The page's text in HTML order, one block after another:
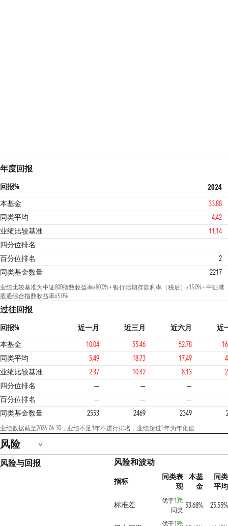
年度回报
回报%
2024
本基金
33.88
同类平均
4.42
业绩比较基准
11.14
四分位排名
1 1
百分位排名
2
同类基金数量
2217
业绩比较基准为中证800指数收益率x80.0% + 银行活期存款利率（税后）x15.0% + 中证港
股通综合指数收益率x5.0%
过往回报
回报% 近一月 近三月 近六月
近
本基金
10.04 55.46 52.78
同类平均
5.49 18.73 17.49
业绩比较基准
2.37 10.42 8.13
四分位排名
— — —
1
百分位排名 — —
—
同类基金数量
2553 2469 2349
业绩数据截至2026-06-30，业绩不足1年不进行排名，业绩超过1年为年化值
风险
风险与回报 风险和波动
指标
同类表
现
本基
金
同类
平均
标准差
优于13%
同类
53.68% 25.55%
优于19%